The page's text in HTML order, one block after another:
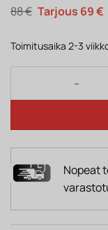
88€ Alkuperäinen
hinta
88 €.
69€
Toimitusaika 2-3
Julkisivuvalaisin
Nopeat